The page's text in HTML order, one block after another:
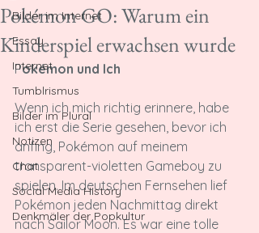
Bilder im Internet
Essay
Internet
Tumblrismus
Bilder im Plural
Notizen
Chat
Social Media History
Denkmäler der Popkultur
Pokémon GO: Warum ein
Kinderspiel erwachsen wurde
Pokémon und Ich
Wenn ich mich richtig erinnere, habe
ich erst die Serie gesehen, bevor ich
anfing, Pokémon auf meinem
transparent-violetten Gameboy zu
spielen. Im deutschen Fernsehen lief
Pokémon jeden Nachmittag direkt
nach Sailor Moon. Es war eine tolle